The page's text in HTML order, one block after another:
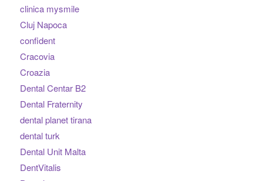
clinica mysmile
Cluj Napoca
confident
Cracovia
Croazia
Dental Centar B2
Dental Fraternity
dental planet tirana
dental turk
Dental Unit Malta
DentVitalis